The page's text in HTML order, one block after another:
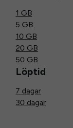
1 GB
5 GB
10 GB
20 GB
50 GB
Löptid
7 dagar
30 dagar